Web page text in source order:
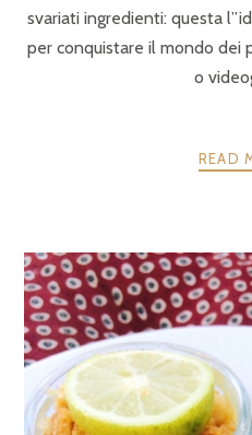
svariati ingredienti: questa
per conquistare il mondo dei
o
READ